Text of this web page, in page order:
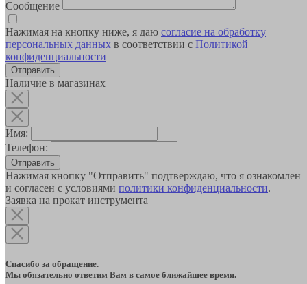
Сообщение
Нажимая на кнопку ниже, я даю согласие на обработку
персональных данных в соответствии с Политикой
конфиденциальности
Наличие в магазинах
Имя:
Телефон:
Отправить
Нажимая кнопку "Отправить" подтверждаю, что я ознакомлен
и согласен с условиями политики конфиденциальности.
Заявка на прокат инструмента
Спасибо за обращение.
Мы обязательно ответим Вам в самое ближайшее время.